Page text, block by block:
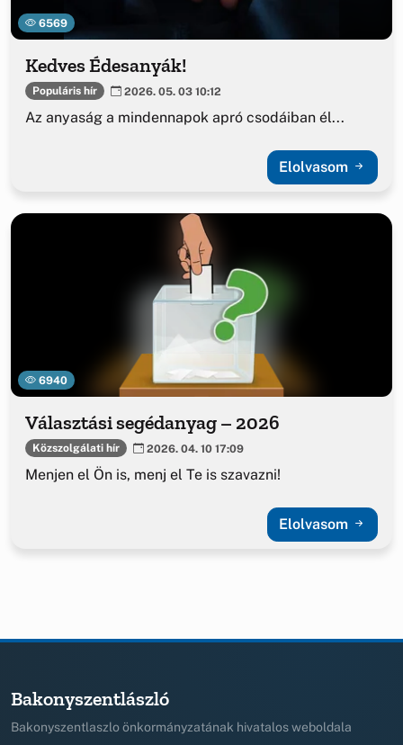
6569
Kedves Édesanyák!
Populáris hír 2026. 05. 03 10:12
Az anyaság a mindennapok apró csodáiban él...
Elolvasom
6940
Választási segédanyag – 2026
Közszolgálati hír 2026. 04. 10 17:09
Menjen el Ön is, menj el Te is szavazni!
Elolvasom
Bakonyszentlászló
Bakonyszentlaszlo önkormányzatának hivatalos weboldala